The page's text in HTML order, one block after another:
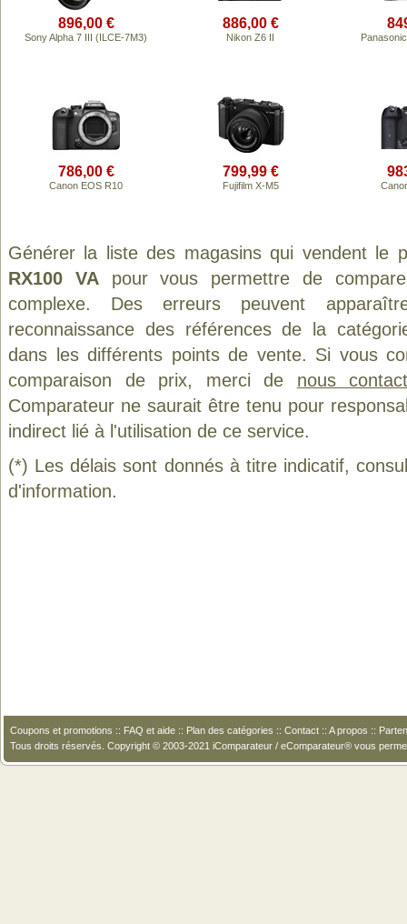
896,00 €
Sony Alpha 7 III (ILCE-7M3)
886,00 €
Nikon Z6 II
786,00 €
Canon EOS R10
799,99 €
Fujifilm X-M5
Générer la liste des magasins qui vendent le
RX100 VApour vous permettre de
complexe. Des erreurs peuvent
reconnaissance des références de la
dans les différents points de vente. Si vous
comparaison de prix, merci de nous
Comparateur ne saurait être tenu pour
indirect lié à l'utilisation de ce service.
(*) Les délais sont donnés à titre indicatif,
d'information.
Coupons et promotions :: FAQ et aide :: Plan des catégories :: Contact :: A propos ::
Tous droits réservés. Copyright © 2003-2021 iComparateur / eComparateur® vous